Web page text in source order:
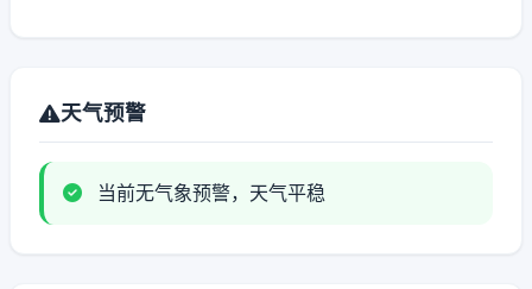
天气预警
当前无气象预警，天气平稳